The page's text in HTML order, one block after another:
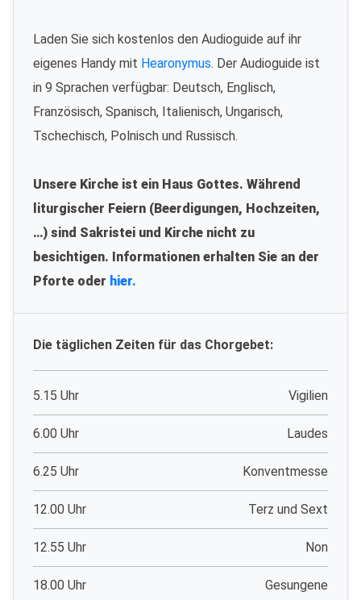
Laden Sie sich kostenlos den Audioguide auf ihr
eigenes Handy mit Hearonymus. Der Audioguide ist
in 9 Sprachen verfügbar: Deutsch, Englisch,
Französisch, Spanisch, Italienisch, Ungarisch,
Tschechisch, Polnisch und Russisch.
Unsere Kirche ist ein Haus Gottes. Während
liturgischer Feiern (Beerdigungen, Hochzeiten,
…) sind Sakristei und Kirche nicht zu
besichtigen. Informationen erhalten Sie an der
Pforte oder hier.
Die täglichen Zeiten für das Chorgebet:
5.15 Uhr Vigilien
6.00 Uhr Laudes
6.25 Uhr Konventmesse
12.00 Uhr Terz und Sext
12.55 Uhr Non
18.00 Uhr Gesungene